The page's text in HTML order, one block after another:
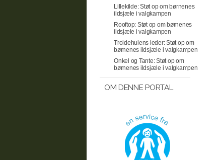
Lillekilde: Støt op om børnenes
ildsjæle i valgkampen
Rooftop: Støt op om børnenes
ildsjæle i valgkampen
Troldehulens leder: Støt op om
børnenes ildsjæle i valgkampen
Onkel og Tante: Støt op om
børnenes ildsjæle i valgkampen
OM DENNE PORTAL